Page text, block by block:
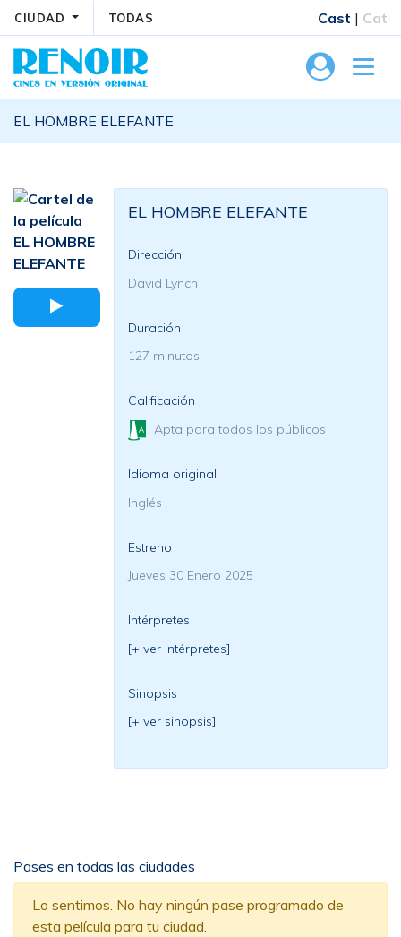
CIUDAD TODAS Cast | Cat
EL HOMBRE ELEFANTE
EL HOMBRE ELEFANTE
Dirección
David Lynch
Duración
127 minutos
Calificación
Apta para todos los públicos
Idioma original
Inglés
Estreno
Jueves 30 Enero 2025
Intérpretes
[+ ver intérpretes]
Sinopsis
[+ ver sinopsis]
Pases en todas las ciudades
Lo sentimos. No hay ningún pase programado de
esta película para tu ciudad.